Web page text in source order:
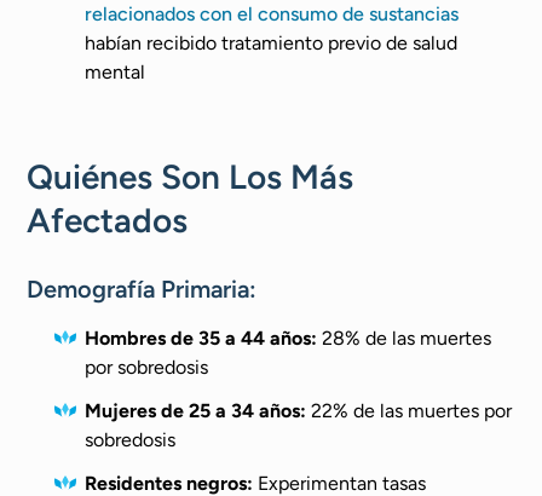
relacionados con el consumo de sustancias
habían recibido tratamiento previo de salud
mental
Quiénes Son Los Más
Afectados
Demografía Primaria:
Hombres de 35 a 44 años: 28% de las muertes
por sobredosis
Mujeres de 25 a 34 años: 22% de las muertes por
sobredosis
Residentes negros: Experimentan tasas